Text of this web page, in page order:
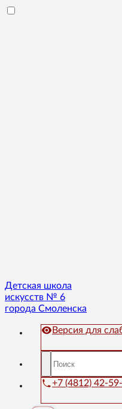
Детская школа
искусств № 6
города Смоленска
Версия для
+7 (4812) 42-